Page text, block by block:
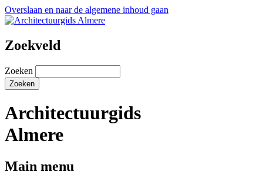
Overslaan en naar de algemene inhoud gaan
Zoekveld
Zoeken
Architectuurgids
Almere
Main menu